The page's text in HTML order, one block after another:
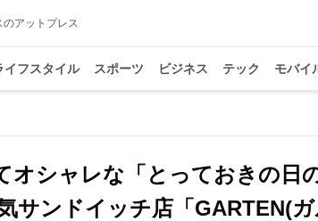
アットプレス
イフスタイル スポーツ ビジネス テック モバイ
オシャレな「とっておきの
サンドイッチ店「GARTEN(